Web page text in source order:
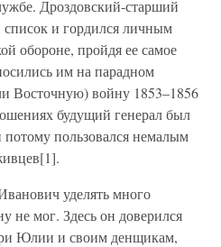
Дроздовский-старший
и гордился личным
обороне, пройдя ее самое
им на парадном
Восточную) войну 1853–1856
будущий генерал был
пользовался немалым
уделять много
не мог. Здесь он доверился
Юлии и своим денщикам,